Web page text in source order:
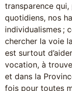
transparence
quotidiens, nos
individualismes ;
chercher la voie
est surtout
vocation, à
et dans la
fois pour toutes